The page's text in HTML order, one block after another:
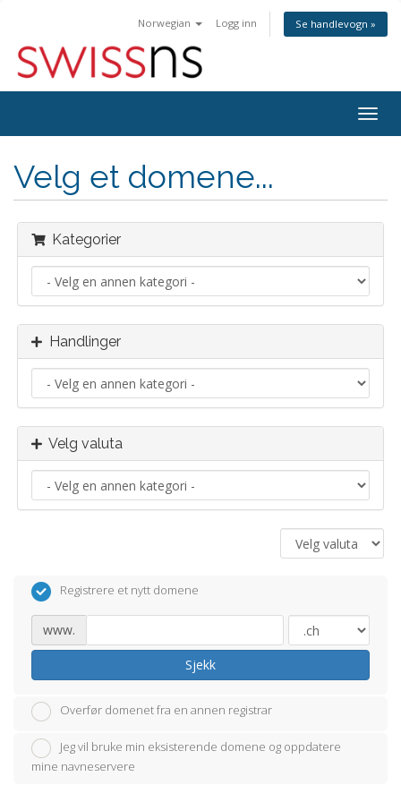
Norwegian Logg inn Se handlevogn »
Bytt
Velg et domene...
Kategorier
Handlinger
Velg valuta
Registrere et nytt domene
www.
Sjekk
Overfør domenet fra en annen registrar
Jeg vil bruke min eksisterende domene og oppdatere
mine navneservere